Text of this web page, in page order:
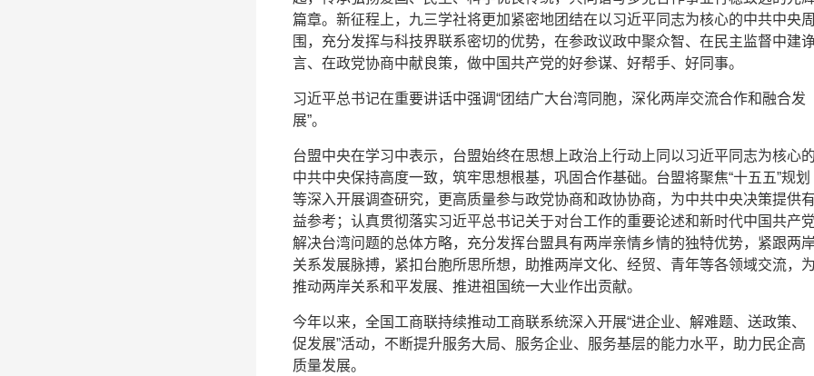
篇章。新征程上，九三学社将更加紧密地团结在以习近平同志为核心的中共中央周
围，充分发挥与科技界联系密切的优势，在参政议政中聚众智、在民主监督中建
言、在政党协商中献良策，做中国共产党的好参谋、好帮手、好同事。
习近平总书记在重要讲话中强调“团结广大台湾同胞，深化两岸交流合作和融合发
展”。
台盟中央在学习中表示，台盟始终在思想上政治上行动上同以习近平同志为核心的
中共中央保持高度一致，筑牢思想根基，巩固合作基础。台盟将聚焦“十五五”规划
等深入开展调查研究，更高质量参与政党协商和政协协商，为中共中央决策提供有
益参考；认真贯彻落实习近平总书记关于对台工作的重要论述和新时代中国共产党
解决台湾问题的总体方略，充分发挥台盟具有两岸亲情乡情的独特优势，紧跟两
关系发展脉搏，紧扣台胞所思所想，助推两岸文化、经贸、青年等各领域交流，为
推动两岸关系和平发展、推进祖国统一大业作出贡献。
今年以来，全国工商联持续推动工商联系统深入开展“进企业、解难题、送政策、
促发展”活动，不断提升服务大局、服务企业、服务基层的能力水平，助力民企高
质量发展。